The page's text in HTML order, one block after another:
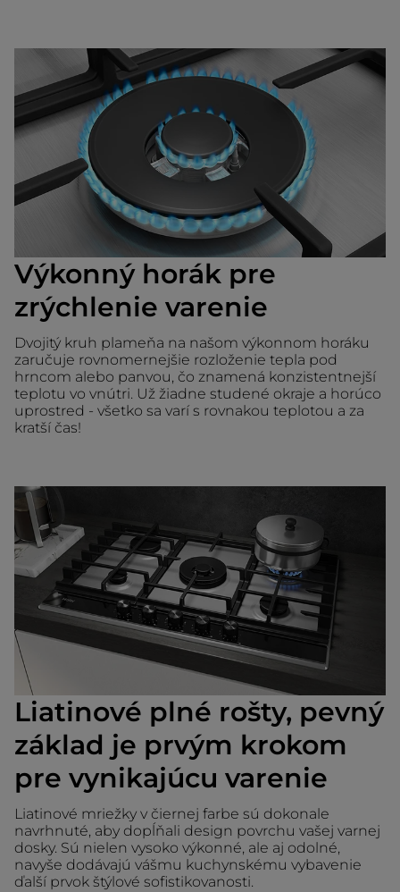
Výkonný horák pre
zrýchlenie varenie
Dvojitý kruh plameňa na našom výkonnom horáku
zaručuje rovnomernejšie rozloženie tepla pod
hrncom alebo panvou, čo znamená konzistentnejší
teplotu vo vnútri. Už žiadne studené okraje a horúco
uprostred - všetko sa varí s rovnakou teplotou a za
kratší čas!
Liatinové plné rošty, pevný
základ je prvým krokom
pre vynikajúcu varenie
Liatinové mriežky v čiernej farbe sú dokonale
navrhnuté, aby dopĺňali design povrchu vašej varnej
dosky. Sú nielen vysoko výkonné, ale aj odolné,
navyše dodávajú vášmu kuchynskému vybavenie
ďalší prvok štýlové sofistikovanosti.